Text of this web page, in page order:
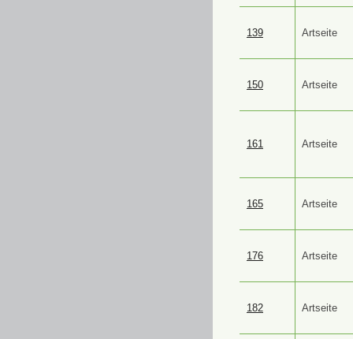
139 Artseite
150 Artseite
161 Artseite
165 Artseite
176 Artseite
182 Artseite